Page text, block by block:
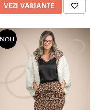
VEZI VARIANTE
NOU